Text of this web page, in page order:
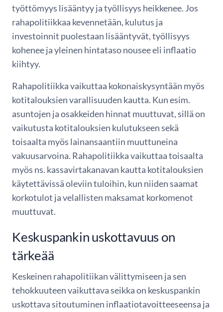
työttömyys lisääntyy ja työllisyys heikkenee. Jos
rahapolitiikkaa kevennetään, kulutus ja
investoinnit puolestaan lisääntyvät, työllisyys
kohenee ja yleinen hintataso nousee eli inflaatio
kiihtyy.
Rahapolitiikka vaikuttaa kokonaiskysyntään myös
kotitalouksien varallisuuden kautta. Kun esim.
asuntojen ja osakkeiden hinnat muuttuvat, sillä on
vaikutusta kotitalouksien kulutukseen sekä
toisaalta myös lainansaantiin muuttuneina
vakuusarvoina. Rahapolitiikka vaikuttaa toisaalta
myös ns. kassavirtakanavan kautta kotitalouksien
käytettävissä oleviin tuloihin, kun niiden saamat
korkotulot ja velallisten maksamat korkomenot
muuttuvat.
Keskuspankin uskottavuus on
tärkeää
Keskeinen rahapolitiikan välittymiseen ja sen
tehokkuuteen vaikuttava seikka on keskuspankin
uskottava sitoutuminen inflaatiotavoitteeseensa ja